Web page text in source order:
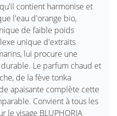
contient harmonise et
l'eau d'orange bio,
de faible poids
unique d'extraits
lui procure une
Le parfum chaud et
de la fève tonka
apaisante complète cette
Convient à tous les
le visage BLUPHORIA